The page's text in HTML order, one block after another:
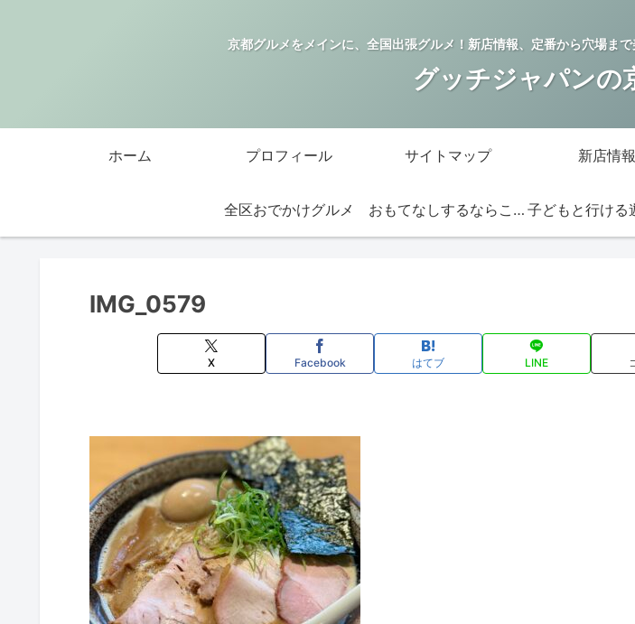
京都グルメをメインに、全国出張グルメ！新店情報、定番から穴場ま
グッチジャパンの
ホーム プロフィール サイトマップ 新店情報
全区おでかけグルメ おもてなしするならこの店
IMG_0579
X Facebook はてブ LINE